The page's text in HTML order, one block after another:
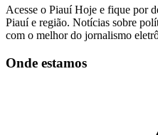
Acesse o Piauí Hoje e fique por
Piauí e região. Notícias sobre
com o melhor do jornalismo
Onde estamos